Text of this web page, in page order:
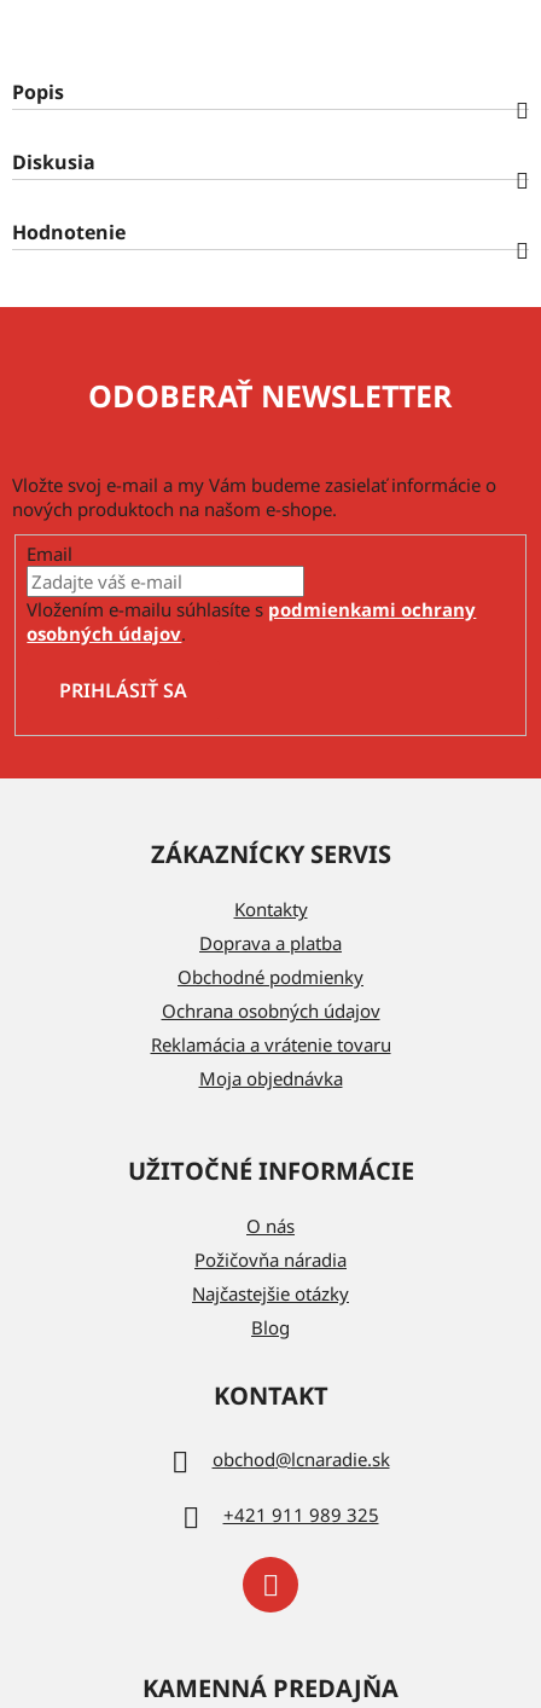
Popis
Diskusia
Hodnotenie
ODOBERAŤ NEWSLETTER
Vložte svoj e-mail a my Vám budeme zasielať informácie o
nových produktoch na našom e-shope.
Email
Vložením e-mailu súhlasíte s podmienkami ochrany
osobných údajov.
PRIHLÁSIŤ SA
ZÁKAZNÍCKY SERVIS
Kontakty
Doprava a platba
Obchodné podmienky
Ochrana osobných údajov
Reklamácia a vrátenie tovaru
Moja objednávka
UŽITOČNÉ INFORMÁCIE
O nás
Požičovňa náradia
Najčastejšie otázky
Blog
KONTAKT
obchod@lcnaradie.sk
+421 911 989 325
KAMENNÁ PREDAJŇA